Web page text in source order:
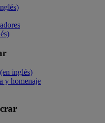
inglés)
y homenaje